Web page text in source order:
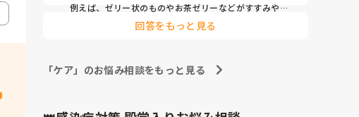
例えば、ゼリー状のものやお茶ゼリーなどがすすみやす
いと思います。あとは忙しい中難しいかもしれません
が、時間を分けて少しずつ提供するとかもいいかもしれ
回答をもっと見る
「ケア」のお悩み相談をもっと見る